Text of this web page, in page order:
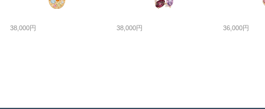
38,000円 38,000円 36,000円